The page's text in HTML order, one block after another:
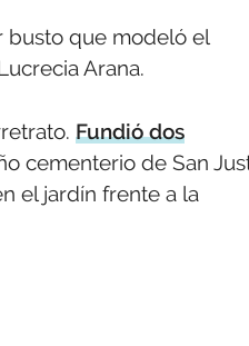
busto que modeló el
Arana.
Fundió dos
cementerio de San
el jardín frente a la